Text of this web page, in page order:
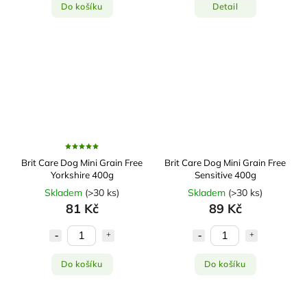
Do košíku Detail
Brit Care Dog Mini Grain Free
Yorkshire 400g
Skladem (>30 ks)
81 Kč
Do košíku
Brit Care Dog Mini Grain Free
Sensitive 400g
Skladem (>30 ks)
89 Kč
Do košíku